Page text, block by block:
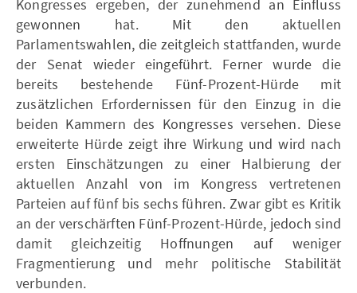
Kongresses ergeben, der zunehmend an Einfluss
gewonnen hat. Mit den aktuellen
Parlamentswahlen, die zeitgleich stattfanden, wurde
der Senat wieder eingeführt. Ferner wurde die
bereits bestehende Fünf-Prozent-Hürde mit
zusätzlichen Erfordernissen für den Einzug in die
beiden Kammern des Kongresses versehen. Diese
erweiterte Hürde zeigt ihre Wirkung und wird nach
ersten Einschätzungen zu einer Halbierung der
aktuellen Anzahl von im Kongress vertretenen
Parteien auf fünf bis sechs führen. Zwar gibt es Kritik
an der verschärften Fünf-Prozent-Hürde, jedoch sind
damit gleichzeitig Hoffnungen auf weniger
Fragmentierung und mehr politische Stabilität
verbunden.